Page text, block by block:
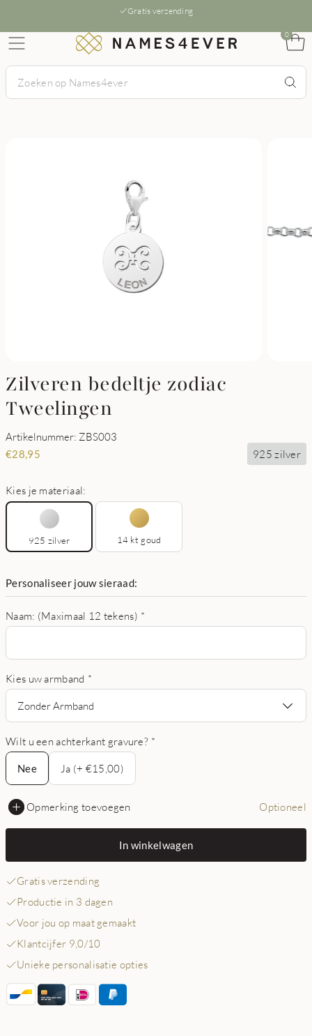
Gratis verzending
0
Zilveren bedeltje zodiac
Tweelingen
Artikelnummer: ZBS003
€28,95 925 zilver
Kies je materiaal:
925 zilver 14 kt goud
Personaliseer jouw sieraad:
Naam: (Maximaal 12 tekens) *
Kies uw armband *
Zonder Armband
Wilt u een achterkant gravure? *
Nee
Nee
Ja (+ €15,00)
Opmerking toevoegen Optioneel
In winkelwagen
Gratis verzending
Productie in 3 dagen
Voor jou op maat gemaakt
Klantcijfer 9,0/10
Unieke personalisatie opties